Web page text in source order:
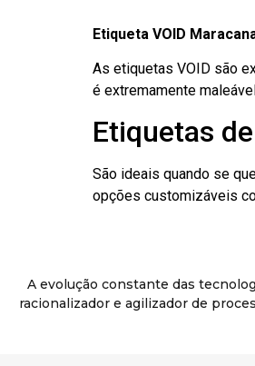
Etiqueta VOID
As etiquetas VOID são
é extremamente
Etiquetas
São ideais quando se
opções customizáveis
A evolução constante das
racionalizador e agilizador de